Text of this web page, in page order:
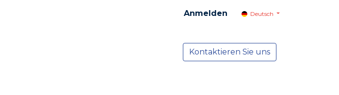
Anmelden Deutsch
NEWS
Kontaktieren Sie uns